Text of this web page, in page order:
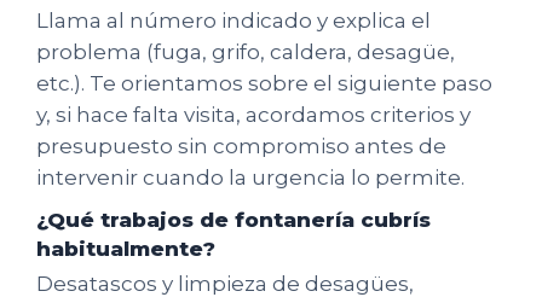
Llama al número indicado y explica el
problema (fuga, grifo, caldera, desagüe,
etc.). Te orientamos sobre el siguiente paso
y, si hace falta visita, acordamos criterios y
presupuesto sin compromiso antes de
intervenir cuando la urgencia lo permite.
¿Qué trabajos de fontanería cubrís
habitualmente?
Desatascos y limpieza de desagües,